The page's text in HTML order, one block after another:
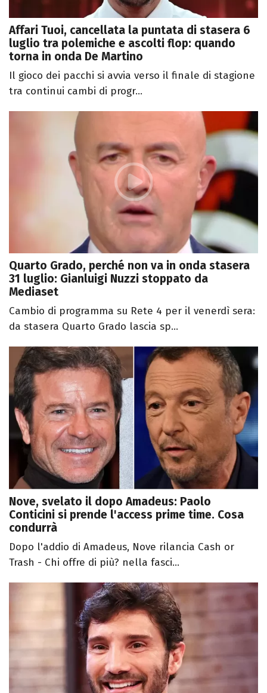
Affari Tuoi, cancellata la puntata di stasera 6
luglio tra polemiche e ascolti flop: quando
torna in onda De Martino
Il gioco dei pacchi si avvia verso il finale di stagione
tra continui cambi di progr...
Quarto Grado, perché non va in onda stasera
31 luglio: Gianluigi Nuzzi stoppato da
Mediaset
Cambio di programma su Rete 4 per il venerdì sera:
da stasera Quarto Grado lascia sp...
Nove, svelato il dopo Amadeus: Paolo
Conticini si prende l'access prime time. Cosa
condurrà
Dopo l'addio di Amadeus, Nove rilancia Cash or
Trash - Chi offre di più? nella fasci...